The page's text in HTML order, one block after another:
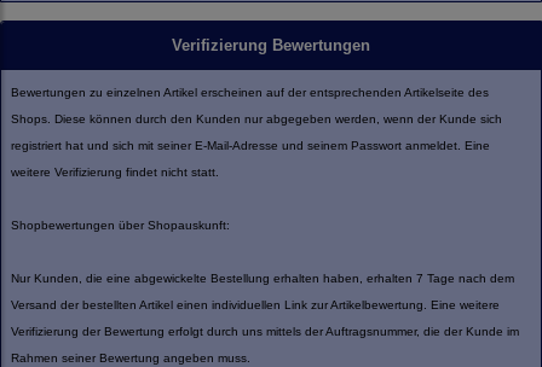
Verifizierung Bewertungen
Bewertungen zu einzelnen Artikel erscheinen auf der entsprechenden Artikelseite des
Shops. Diese können durch den Kunden nur abgegeben werden, wenn der Kunde sich
registriert hat und sich mit seiner E-Mail-Adresse und seinem Passwort anmeldet. Eine
weitere Verifizierung findet nicht statt.
Shopbewertungen über Shopauskunft:
Nur Kunden, die eine abgewickelte Bestellung erhalten haben, erhalten 7 Tage nach dem
Versand der bestellten Artikel einen individuellen Link zur Artikelbewertung. Eine weitere
Verifizierung der Bewertung erfolgt durch uns mittels der Auftragsnummer, die der Kunde im
Rahmen seiner Bewertung angeben muss.